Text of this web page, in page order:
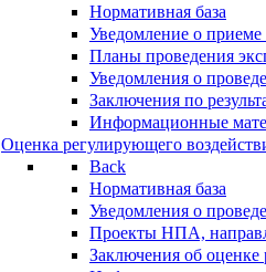
Нормативная база
Уведомление о
Планы проведения
Уведомления о
Заключения по
Информационные
Оценка регулирующего
Back
Нормативная база
Уведомления о
Проекты НПА,
Заключения об